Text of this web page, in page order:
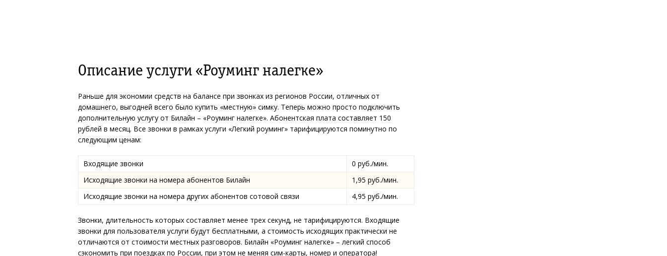
Описание услуги «Роуминг налегке»
Раньше для экономии средств на балансе при звонках из регионов России, отличных от
домашнего, выгодней всего было купить «местную» симку. Теперь можно просто подключить
дополнительную услугу от Билайн – «Роуминг налегке». Абонентская плата составляет 150
рублей в месяц. Все звонки в рамках услуги «Легкий роуминг» тарифицируются поминутно по
следующим ценам:
Входящие звонки
0 руб./мин.
Исходящие звонки на номера абонентов Билайн
1,95 руб./мин.
Исходящие звонки на номера других абонентов сотовой связи
4,95 руб./мин.
Звонки, длительность которых составляет менее трех секунд, не тарифицируются. Входящие
звонки для пользователя услуги будут бесплатными, а стоимость исходящих практически не
отличаются от стоимости местных разговоров. Билайн «Роуминг налегке» – легкий способ
сэкономить при поездках по России, при этом не меняя сим-карты, номер и оператора!